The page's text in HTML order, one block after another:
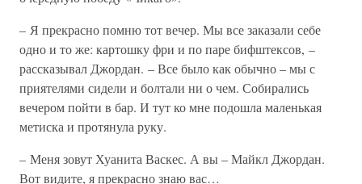
– Я прекрасно помню тот вечер. Мы все заказали себе
одно и то же: картошку фри и по паре бифштексов, –
рассказывал Джордан. – Все было как обычно – мы с
приятелями сидели и болтали ни о чем. Собирались
вечером пойти в бар. И тут ко мне подошла маленькая
метиска и протянула руку.
– Меня зовут Хуанита Васкес. А вы – Майкл Джордан.
Вот видите, я прекрасно знаю вас…